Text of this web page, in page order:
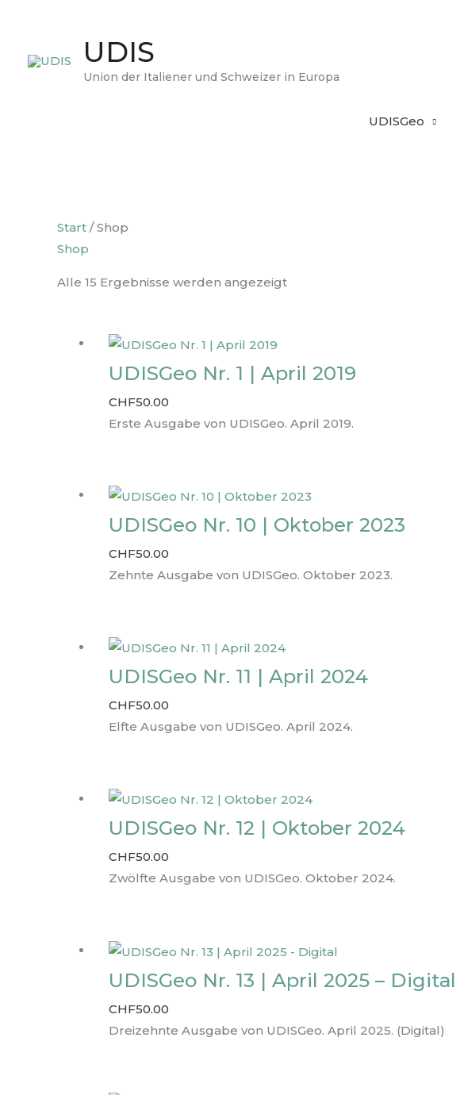
springen
UDIS
Union der Italiener und Schweizer in Europa
UDISGeo
Start / Shop
Shop
Alle 15 Ergebnisse werden angezeigt
UDISGeo Nr. 1 | April 2019
CHF50.00
Erste Ausgabe von UDISGeo. April 2019.
UDISGeo Nr. 10 | Oktober 2023
CHF50.00
Zehnte Ausgabe von UDISGeo. Oktober 2023.
UDISGeo Nr. 11 | April 2024
CHF50.00
Elfte Ausgabe von UDISGeo. April 2024.
UDISGeo Nr. 12 | Oktober 2024
CHF50.00
Zwölfte Ausgabe von UDISGeo. Oktober 2024.
UDISGeo Nr. 13 | April 2025 – Digital
CHF50.00
Dreizehnte Ausgabe von UDISGeo. April 2025. (Digital)